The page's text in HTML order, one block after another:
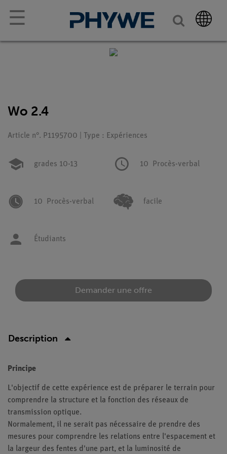
☰
Wo 2.4
Article n°. P1195700 | Type : Expériences
grades 10-13 10 Procès-verbal
10 Procès-verbal facile
Étudiants
Demander une offre
Description
Principe
L'objectif de cette expérience est de préparer le terrain pour
comprendre la structure et la fonction des réseaux de
transmission optique.
Normalement, il ne serait pas nécessaire de prendre des
mesures pour comprendre les relations entre l'espacement et
la largeur des fentes d'une part, et la luminosité de